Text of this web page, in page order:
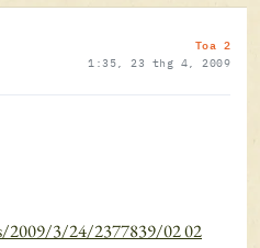
Toa 2
1:35, 23 thg 4, 2009
3/24/2377839/02 02